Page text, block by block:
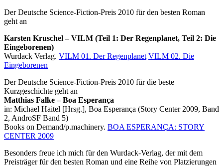
Der Deutsche Science-Fiction-Preis 2010 für den besten Roman
geht an
Karsten Kruschel – VILM (Teil 1: Der Regenplanet, Teil 2: Die
Eingeborenen)
Wurdack Verlag. VILM 01. Der Regenplanet VILM 02. Die
Eingeborenen
Der Deutsche Science-Fiction-Preis 2010 für die beste
Kurzgeschichte geht an
Matthias Falke – Boa Esperança
in: Michael Haitel [Hrsg.], Boa Esperança (Story Center 2009, Band
2, AndroSF Band 5)
Books on Demand/p.machinery. BOA ESPERANÇA: STORY
CENTER 2009
Besonders freue ich mich für den Wurdack-Verlag, der mit dem
Preisträger für den besten Roman und eine Reihe von Platzierungen